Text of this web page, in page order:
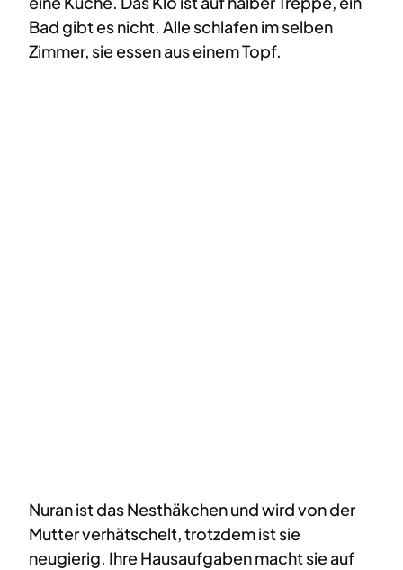
Bad gibt es nicht. Alle schlafen im selben
Zimmer, sie essen aus einem Topf.
Nuran ist das Nesthäkchen und wird von der
Mutter verhätschelt, trotzdem ist sie
neugierig. Ihre Hausaufgaben macht sie auf